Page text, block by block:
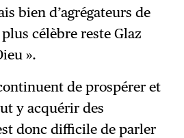
bien d’agrégateurs de
célèbre reste Glaz
».
de prospérer et
y acquérir des
donc difficile de parler